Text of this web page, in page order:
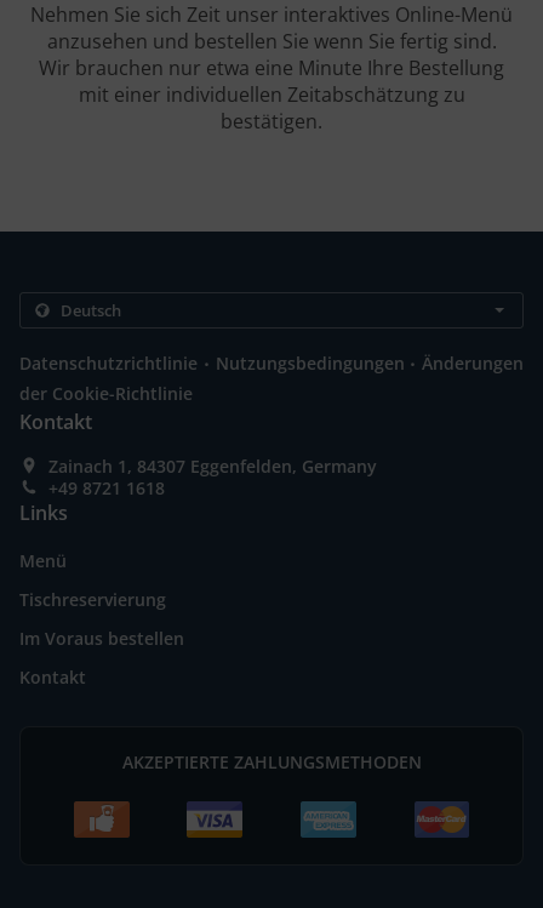
Nehmen Sie sich Zeit unser interaktives Online-Menü
anzusehen und bestellen Sie wenn Sie fertig sind.
Wir brauchen nur etwa eine Minute Ihre Bestellung
mit einer individuellen Zeitabschätzung zu
bestätigen.
Datenschutzrichtlinie . Nutzungsbedingungen . Änderungen
der Cookie-Richtlinie
Kontakt
Zainach 1, 84307 Eggenfelden, Germany
+49 8721 1618
Links
Menü
Tischreservierung
Im Voraus bestellen
Kontakt
AKZEPTIERTE ZAHLUNGSMETHODEN